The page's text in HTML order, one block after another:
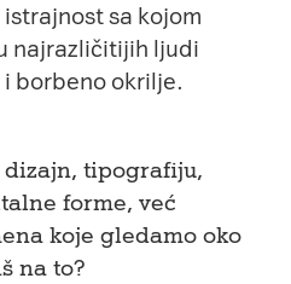
sa kojom
najrazličitijih ljudi
borbeno okrilje.
dizajn, tipografiju,
forme, već
koje gledamo oko
na to?